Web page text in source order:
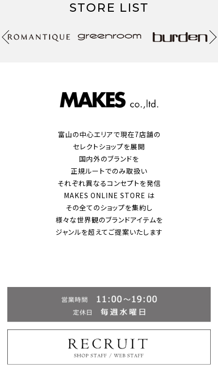
STORE LIST
富山の中心エリアで現在7店舗の
セレクトショップを展開
国内外のブランドを
正規ルートでのみ取扱い
それぞれ異なるコンセプトを発信
MAKES ONLINE STORE は
その全てのショップを集約し
様々な世界観のブランドアイテムを
ジャンルを超えてご提案いたします